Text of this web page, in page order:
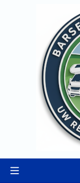
Cookievoorkeuren